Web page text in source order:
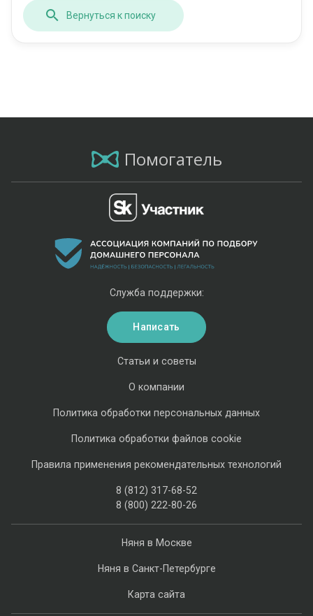
Вернуться к поиску
Помогатель
Няня в Москве
Няня в Санкт-Петербурге
Карта сайта
Статьи и советы
О компании
Политика обработки персональных данных
Политика обработки файлов cookie
Правила применения рекомендательных технологий
8 (812) 317-68-52
8 (800) 222-80-26
Служба поддержки:
Написать